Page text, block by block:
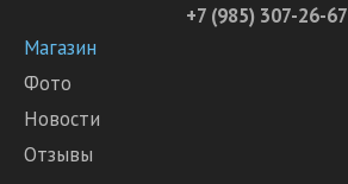
+7 (985) 307-26-67
Магазин
Фото
Новости
Отзывы